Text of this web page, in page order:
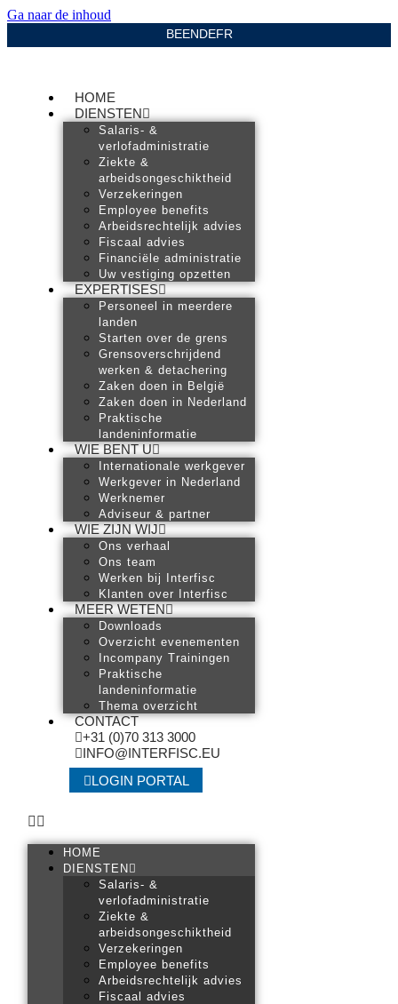
Ga naar de inhoud
BEENDEFR
HOME
DIENSTEN
Salaris- &
verlofadministratie
Ziekte &
arbeidsongeschiktheid
Verzekeringen
Employee benefits
Arbeidsrechtelijk advies
Fiscaal advies
Financiële administratie
Uw vestiging opzetten
EXPERTISES
Personeel in meerdere
landen
Starten over de grens
Grensoverschrijdend
werken & detachering
Zaken doen in België
Zaken doen in Nederland
Praktische
landeninformatie
WIE BENT U
Internationale werkgever
Werkgever in Nederland
Werknemer
Adviseur & partner
WIE ZIJN WIJ
Ons verhaal
Ons team
Werken bij Interfisc
Klanten over Interfisc
MEER WETEN
Downloads
Overzicht evenementen
Incompany Trainingen
Praktische
landeninformatie
Thema overzicht
CONTACT
+31 (0)70 313 3000
INFO@INTERFISC.EU
LOGIN PORTAL
HOME
DIENSTEN
Salaris- &
verlofadministratie
Ziekte &
arbeidsongeschiktheid
Verzekeringen
Employee benefits
Arbeidsrechtelijk advies
Fiscaal advies